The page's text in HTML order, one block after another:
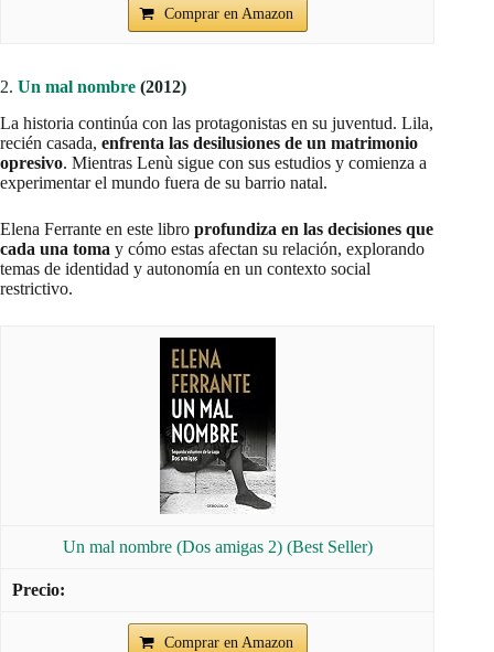
Comprar en Amazon
2. Un mal nombre (2012)
La historia continúa con las protagonistas en su juventud. Lila,
recién casada, enfrenta las desilusiones de un matrimonio
opresivo. Mientras Lenù sigue con sus estudios y comienza a
experimentar el mundo fuera de su barrio natal.
Elena Ferrante en este libro profundiza en las decisiones que
cada una toma y cómo estas afectan su relación, explorando
temas de identidad y autonomía en un contexto social
restrictivo.
Un mal nombre (Dos amigas 2) (Best Seller)
Comprar en Amazon